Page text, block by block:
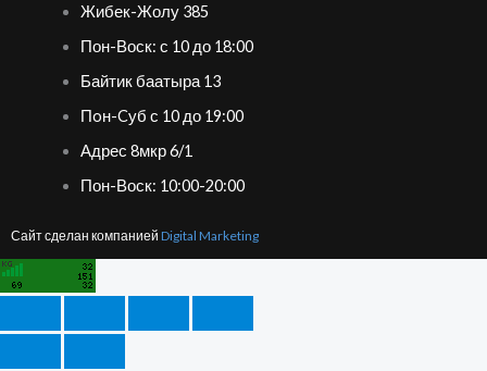
Жибек-Жолу 385
Пон-Воск: с 10 до 18:00
Байтик баатыра 13
Пoн-Cуб с 10 до 19:00
Адрес 8мкр 6/1
Пон-Воск: 10:00-20:00
Сайт сделан компанией Digital Marketing